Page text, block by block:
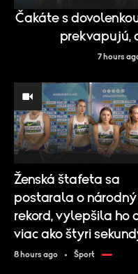
Čakáte s
prekvapujú,
7 hours
Ženská štafeta sa
postarala o národný
rekord, vylepšila ho
viac ako štyri
8 hours ago Šport